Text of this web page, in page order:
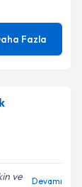
Fazla
ve
Devamı